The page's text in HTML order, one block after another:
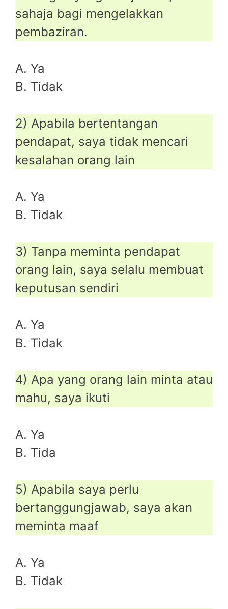
sahaja bagi mengelakkan
pembaziran.
A. Ya
B. Tidak
2) Apabila bertentangan
pendapat, saya tidak mencari
kesalahan orang lain
A. Ya
B. Tidak
3) Tanpa meminta pendapat
orang lain, saya selalu membuat
keputusan sendiri
A. Ya
B. Tidak
4) Apa yang orang lain minta atau
mahu, saya ikuti
A. Ya
B. Tida
5) Apabila saya perlu
bertanggungjawab, saya akan
meminta maaf
A. Ya
B. Tidak